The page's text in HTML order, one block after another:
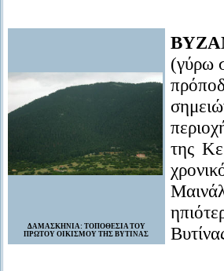
(γύρω
της
ΔΑΜΑΣΚΗΝΙΑ: ΤΟΠΟΘΕΣIΑ ΤΟΥ
ΠΡΩΤΟΥ ΟΙΚΙΣΜOΥ ΤΗΣ ΒΥΤΙΝΑΣ